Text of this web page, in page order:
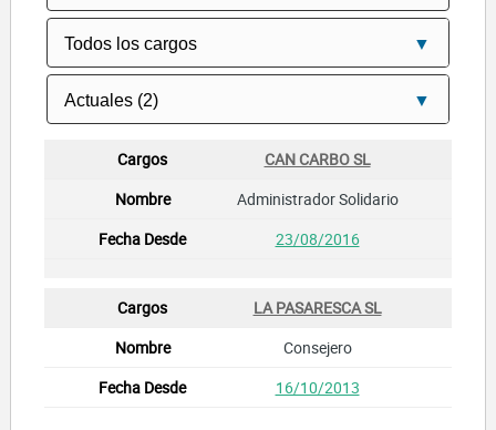
CAN CARBO SL
Administrador Solidario
23/08/2016
LA PASARESCA SL
Consejero
16/10/2013